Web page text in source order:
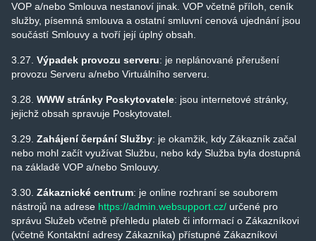
VOP a/nebo Smlouva nestanoví jinak. VOP včetně příloh, ceník
služby, písemná smlouva a ostatní smluvní cenová ujednání jsou
součástí Smlouvy a tvoří její úplný obsah.
3.27. Výpadek provozu serveru: je neplánované přerušení
provozu Serveru a/nebo Virtuálního serveru.
3.28. WWW stránky Poskytovatele: jsou internetové stránky,
jejichž obsah spravuje Poskytovatel.
3.29. Zahájení čerpání Služby: je okamžik, kdy Zákazník začal
nebo mohl začít využívat Službu, nebo kdy Služba byla dostupná
na základě VOP a/nebo Smlouvy.
3.30. Zákaznické centrum: je online rozhraní se souborem
nástrojů na adrese https://admin.websupport.cz/ určené pro
správu Služeb včetně přehledu plateb či informací o Zákazníkovi
(včetně Kontaktní adresy Zákazníka) přístupné Zákazníkovi